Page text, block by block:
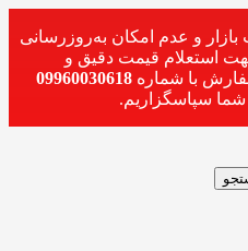
بازار و عدم امکان به‌روزرسانی
استعلام قیمت دقیق و
با شماره 09960030618
سپاسگزاریم.